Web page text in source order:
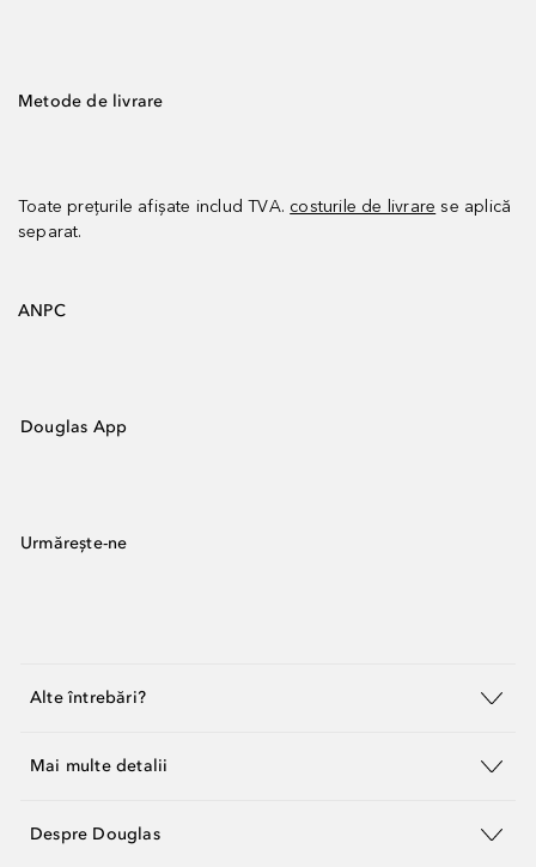
Metode de livrare
Toate prețurile afișate includ TVA. costurile de livrare se aplică
separat.
ANPC
Douglas App
Urmărește-ne
Alte întrebări?
Mai multe detalii
Despre Douglas